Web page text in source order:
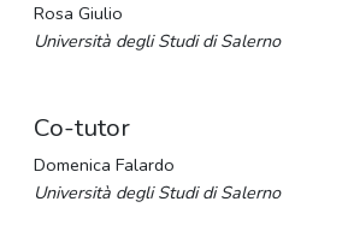
Rosa Giulio
Università degli Studi di Salerno
Co-tutor
Domenica Falardo
Università degli Studi di Salerno